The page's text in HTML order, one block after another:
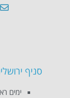
סניף
ימים